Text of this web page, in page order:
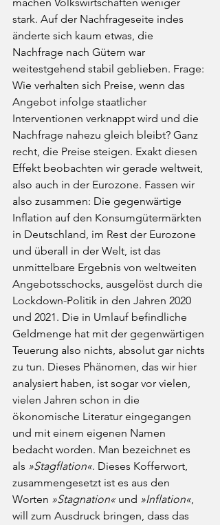
machen Volkswirtschaften weniger
stark. Auf der Nachfrageseite indes
änderte sich kaum etwas, die
Nachfrage nach Gütern war
weitestgehend stabil geblieben. Frage:
Wie verhalten sich Preise, wenn das
Angebot infolge staatlicher
Interventionen verknappt wird und die
Nachfrage nahezu gleich bleibt? Ganz
recht, die Preise steigen. Exakt diesen
Effekt beobachten wir gerade weltweit,
also auch in der Eurozone. Fassen wir
also zusammen: Die gegenwärtige
Inflation auf den Konsumgütermärkten
in Deutschland, im Rest der Eurozone
und überall in der Welt, ist das
unmittelbare Ergebnis von weltweiten
Angebotsschocks, ausgelöst durch die
Lockdown-Politik in den Jahren 2020
und 2021. Die in Umlauf befindliche
Geldmenge hat mit der gegenwärtigen
Teuerung also nichts, absolut gar nichts
zu tun. Dieses Phänomen, das wir hier
analysiert haben, ist sogar vor vielen,
vielen Jahren schon in die
ökonomische Literatur eingegangen
und mit einem eigenen Namen
bedacht worden. Man bezeichnet es
als »Stagflation«. Dieses Kofferwort,
zusammengesetzt ist es aus den
Worten »Stagnation« und »Inflation«,
will zum Ausdruck bringen, dass das